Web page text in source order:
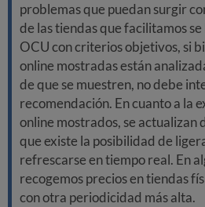
problemas que puedan surgir
de las tiendas que facilitamos
OCU con criterios objetivos, si
online mostradas están
de que se muestren, no debe
recomendación. En cuanto a la
online mostrados, se actualizan
que existe la posibilidad de
refrescarse en tiempo real. En
recogemos precios en tiendas
con otra periodicidad más alta.